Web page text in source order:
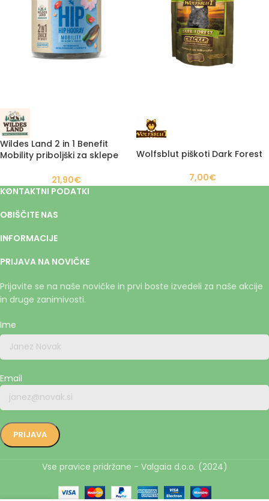
Wildes Land 2 in 1 Benefit
Mobility priboljški za sklepe
21,90€
Wolfsblut piškoti Dark Forest
7,00€
KONTAKTNI PODATKI
OBIŠČITE NAS
INFORMACIJE
PRIJAVA NA NOVIČKE
Prijavite se na naše novičke in prvi boste izvedeli za naše akcije
in druge zanimivosti.
Ime
Email
Vse pravice pridržane - Valgaia d.o.o. (2024)